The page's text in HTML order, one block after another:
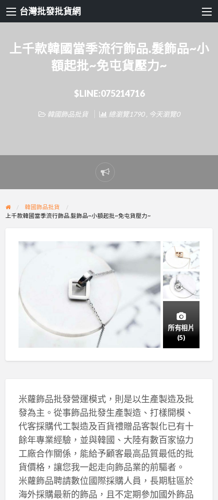
台灣批發批貨網
上千款韓國當季流行飾品.髮飾品~小
額起批~免屯貨壓力~
$LINE:075214716
韓國飾品批貨 總瀏覽1790 , 今天瀏覽0
Report
problem
韓國飾品批貨
上千款韓國當季流行飾品.髮飾品~小額起批~免屯貨壓力~
所有相片
(5)
米蘿飾品批發營運模式，則是以生產製造及批
發為主。從事飾品批發生產製造、打樣開模、
代客採購代工製造及百貨禮贈品客製化已有十
餘年專業經驗，並與韓國、大陸有數百家協力
工廠合作關係，能給予顧客最高品質最低的批
貨價格，讓您我一起走向飾品業的前驅者。
米蘿飾品聘請數位國際採購人員，長期駐區於
海外採購最新的飾品，且不定期參加國外飾品